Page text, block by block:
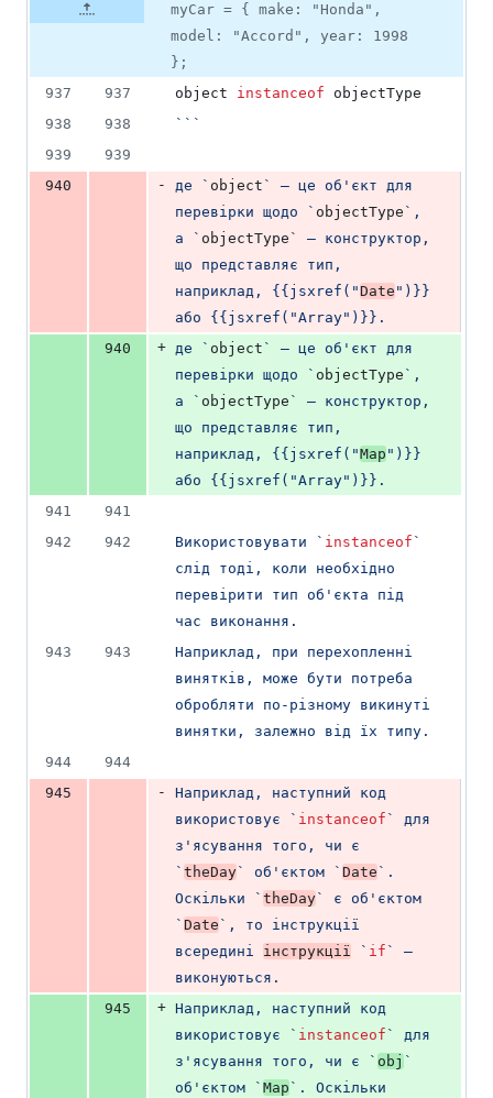
myCar = { make: "Honda",
model: "Accord", year: 1998
};
937
937 object instanceof objectType
938
938 ` ` `
939
939
940
- де ` object `
– це об'єкт для
перевірки щодо
` objectType ` ,
а
` objectType `
– конструктор,
що представляє тип,
наприклад, {{jsxref("Date ")}}
або {{jsxref("Array")}}.
940
+ де ` object `
– це об'єкт для
перевірки щодо
` objectType ` ,
а
` objectType `
– конструктор,
що представляє тип,
наприклад, {{jsxref("Map ")}}
або {{jsxref("Array")}}.
941
941
942
942 Використовувати ` instanceof `
слід тоді, коли необхідно
перевірити тип об'єкта під
час виконання.
943
943
Наприклад, при перехопленні
винятків, може бути потреба
обробляти по-різному викинуті
винятки, залежно від їх типу.
944
944
945
-
Наприклад, наступний код
використовує
` instanceof `
для
` theDay` об'єктом ` Date ` .
Оскільки
` theDay`
` Date ` , то інструкції
всередині інструкції ` if `
–
виконуються.
945
+ Наприклад, наступний код
використовує
` instanceof `
для
з'ясування того, чи є
` obj `
об'єктом
` Map `